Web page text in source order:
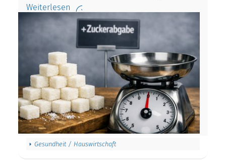
Weiterlesen
Gesundheit / Hauswirtschaft